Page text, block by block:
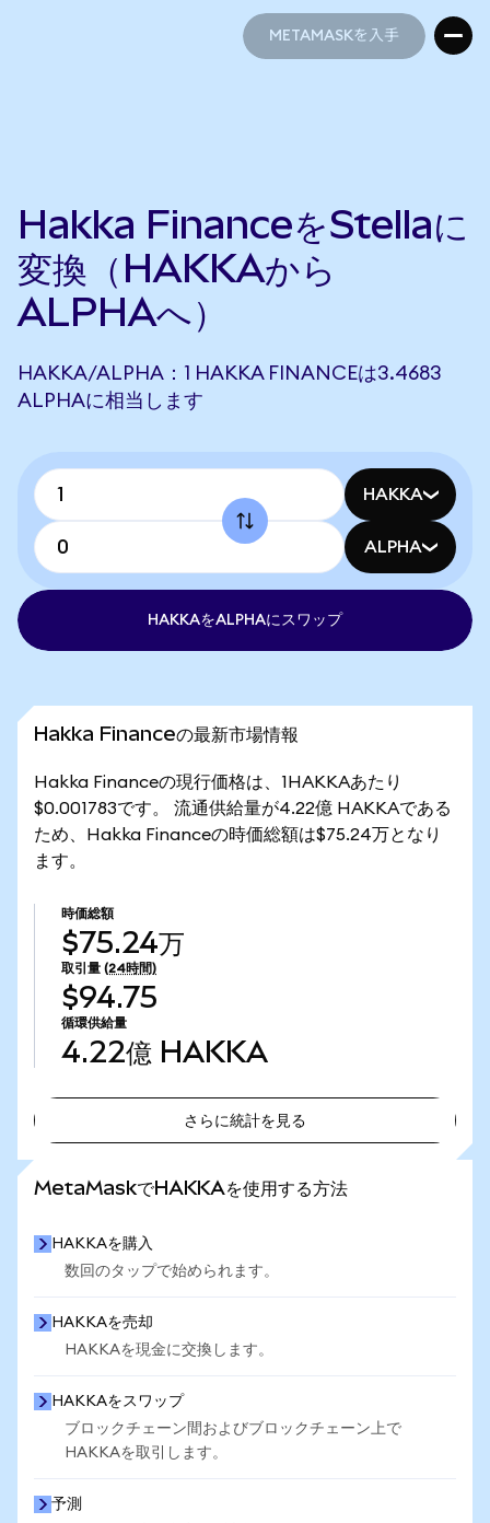
METAMASKを入手
Hakka FinanceをStellaに
変換（HAKKAから
ALPHAへ）
HAKKA/ALPHA：1 HAKKA FINANCEは3.4683
ALPHAに相当します
HAKKA
ALPHA
HAKKAをALPHAにスワップ
Hakka Financeの最新市場情報
Hakka Financeの現行価格は、1HAKKAあたり
$0.001783です。 流通供給量が4.22億 HAKKAである
ため、Hakka Financeの時価総額は$75.24万となり
ます。
時価総額
$75.24万
取引量 (24時間)
$94.75
循環供給量
4.22億 HAKKA
さらに統計を見る
MetaMaskでHAKKAを使用する方法
HAKKAを購入
数回のタップで始められます。
HAKKAを売却
HAKKAを現金に交換します。
HAKKAをスワップ
ブロックチェーン間およびブロックチェーン上で
HAKKAを取引します。
予測